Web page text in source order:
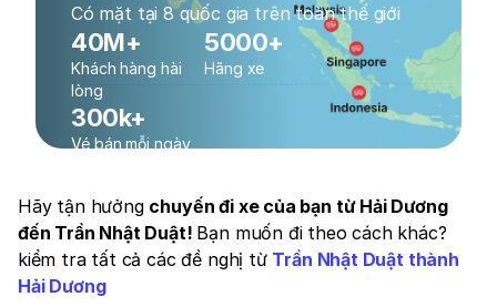
Có mặt tại 8 quốc gia trên toàn thế giới
40M+
Khách hàng hài
lòng
5000+
Hãng xe
300k+
Vé bán mỗi ngày
Hãy tận hưởng chuyến đi xe của bạn từ Hải Dương
đến Trần Nhật Duật! Bạn muốn đi theo cách khác?
kiểm tra tất cả các đề nghị từ Trần Nhật Duật thành
Hải Dương